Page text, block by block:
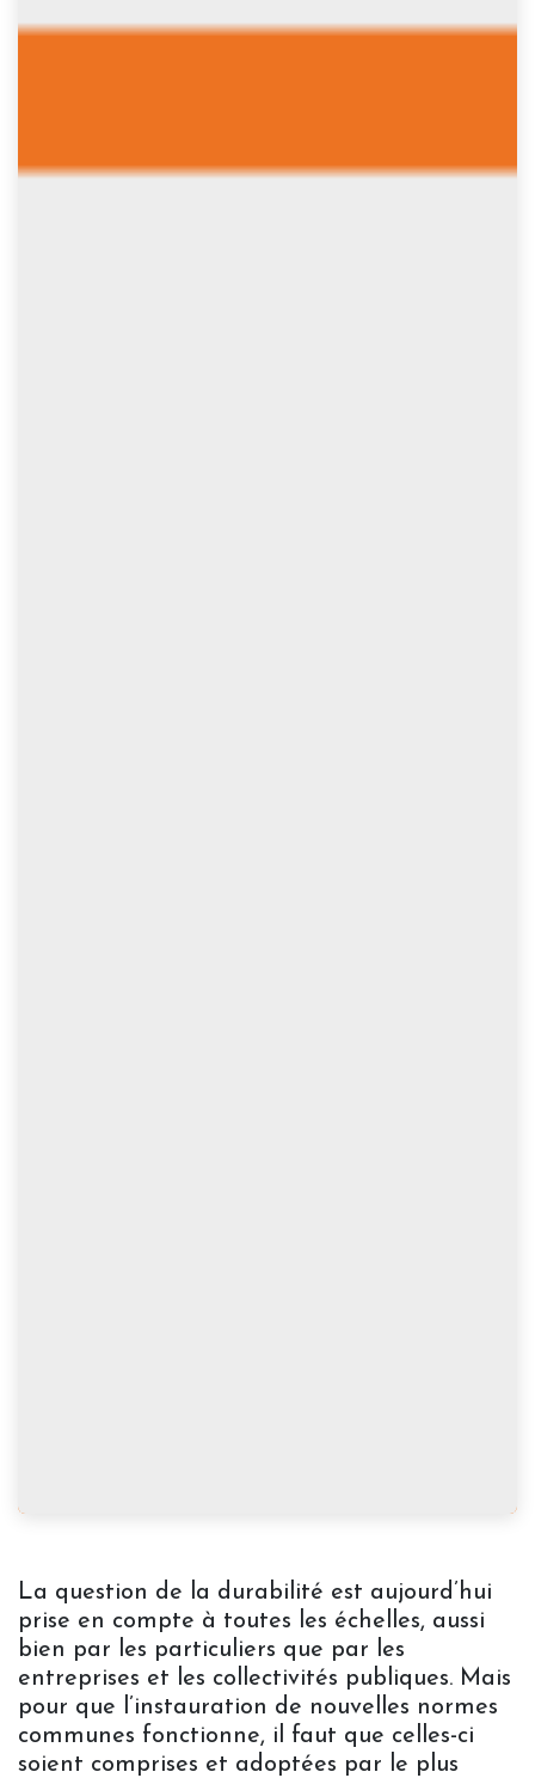
La question de la durabilité est aujourd’hui
prise en compte à toutes les échelles, aussi
bien par les particuliers que par les
entreprises et les collectivités publiques. Mais
pour que l’instauration de nouvelles normes
communes fonctionne, il faut que celles-ci
soient comprises et adoptées par le plus